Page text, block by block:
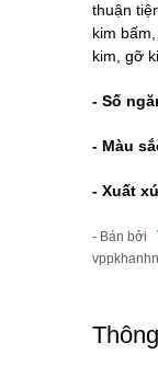
thuận
kim
kim, gỡ
- Số
- Màu
- Xuất
- Bán bởi